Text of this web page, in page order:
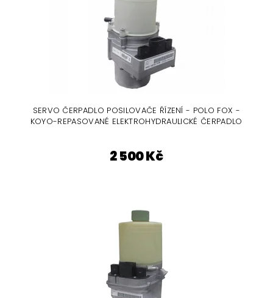
SERVO ČERPADLO POSILOVAČE ŘÍZENÍ - POLO FOX -
KOYO-REPASOVANÉ ELEKTROHYDRAULICKÉ ČERPADLO
2 500 Kč